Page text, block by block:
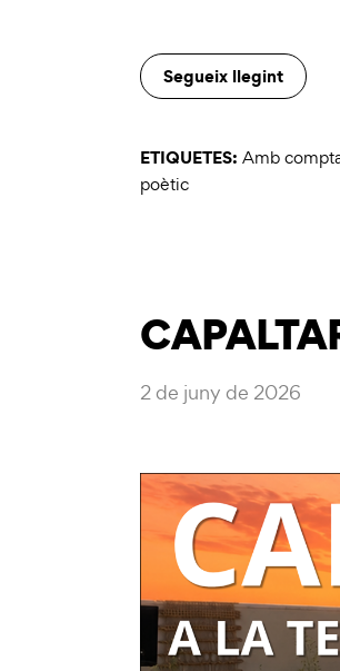
Segueix llegint
ETIQUETES: Amb
poètic
2 de juny de 2026